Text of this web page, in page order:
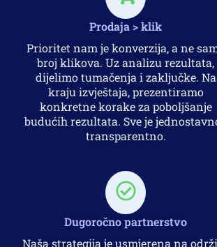
Prodaja > klik
Prioritet nam je konverzija, a ne
broj klikova. Uz analizu rezultata,
dijelimo tumačenja i zaključke. Na
kraju izvještaja, prezentiramo
konkretne korake za poboljšanje
budućih rezultata. Sve je
transparentno.
Dugoročno partnerstvo
Naša strategija je usmjerena na